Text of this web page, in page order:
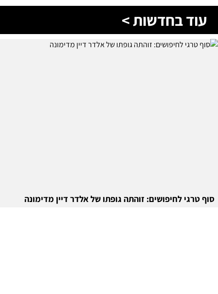
עוד בחדשות >
סוף טרגי לחיפושים: זוהתה גופתו של אלדר דיין מדימונה